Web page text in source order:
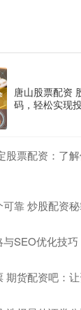
唐山股票配资
码，轻松实现
股票配资：了
靠 炒股配资
SEO优化技巧
期货配资吧：